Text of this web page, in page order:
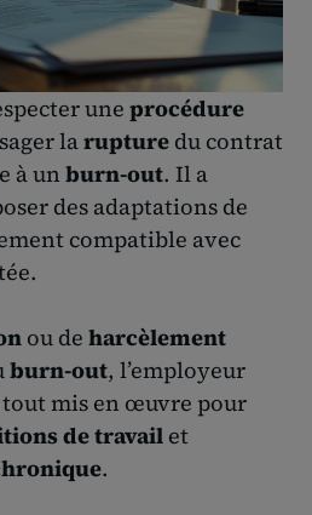
une procédure
larupture du contrat
à un burn-out. Il a
des adaptations de
compatible avec
ou de harcèlement
burn-out, l’employeur
mis en œuvre pour
de travail et
.